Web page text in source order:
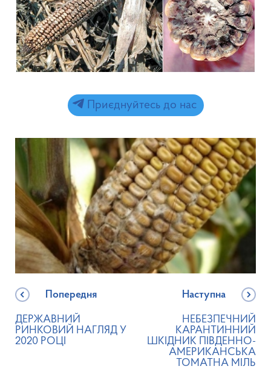
Приєднуйтесь до нас
Попередня
ДЕРЖАВНИЙ
РИНКОВИЙ НАГЛЯД У
2020 РОЦІ
Наступна
НЕБЕЗПЕЧНИЙ
КАРАНТИННИЙ
ШКІДНИК ПІВДЕННО-
АМЕРИКАНСЬКА
ТОМАТНА МІЛЬ